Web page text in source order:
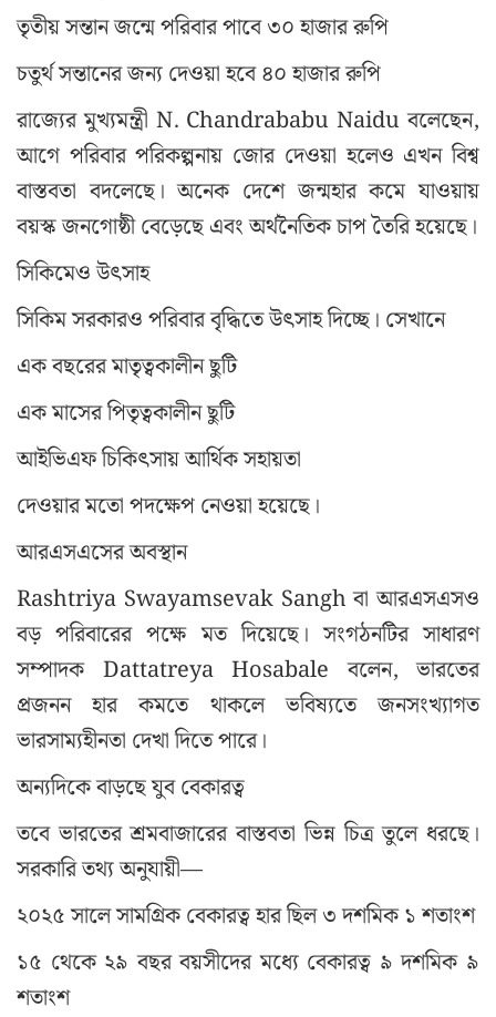
তৃতীয় সন্তান জন্মে পরিবার পাবে ৩০ হাজার রুপি
চতুর্থ সন্তানের জন্য দেওয়া হবে ৪০ হাজার রুপি
রাজ্যের মুখ্যমন্ত্রী N. Chandrababu Naidu বলেছেন,
আগে পরিবার পরিকল্পনায় জোর দেওয়া হলেও এখন বিশ্ব
বাস্তবতা বদলেছে। অনেক দেশে জন্মহার কমে যাওয়ায়
বয়স্ক জনগোষ্ঠী বেড়েছে এবং অর্থনৈতিক চাপ তৈরি হয়েছে।
সিকিমেও উৎসাহ
সিকিম সরকারও পরিবার বৃদ্ধিতে উৎসাহ দিচ্ছে। সেখানে
এক বছরের মাতৃত্বকালীন ছুটি
এক মাসের পিতৃত্বকালীন ছুটি
আইভিএফ চিকিৎসায় আর্থিক সহায়তা
দেওয়ার মতো পদক্ষেপ নেওয়া হয়েছে।
আরএসএসের অবস্থান
Rashtriya Swayamsevak Sangh বা আরএসএসও
বড় পরিবারের পক্ষে মত দিয়েছে। সংগঠনটির সাধারণ
সম্পাদক Dattatreya Hosabale বলেন, ভারতের
প্রজনন হার কমতে থাকলে ভবিষ্যতে জনসংখ্যাগত
ভারসাম্যহীনতা দেখা দিতে পারে।
অন্যদিকে বাড়ছে যুব বেকারত্ব
তবে ভারতের শ্রমবাজারের বাস্তবতা ভিন্ন চিত্র তুলে ধরছে।
সরকারি তথ্য অনুযায়ী—
২০২৫ সালে সামগ্রিক বেকারত্ব হার ছিল ৩ দশমিক ১ শতাংশ
১৫ থেকে ২৯ বছর বয়সীদের মধ্যে বেকারত্ব ৯ দশমিক ৯
শতাংশ